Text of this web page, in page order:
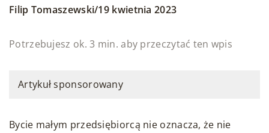
Filip Tomaszewski/19 kwietnia 2023
Potrzebujesz ok. 3 min. aby przeczytać ten wpis
Artykuł sponsorowany
Bycie małym przedsiębiorcą nie oznacza, że nie